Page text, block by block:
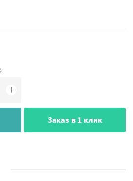
+
Заказ в 1 клик